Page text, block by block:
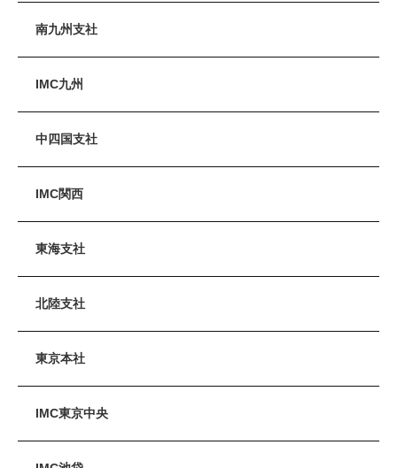
南九州支社
IMC九州
中四国支社
IMC関西
東海支社
北陸支社
東京本社
IMC東京中央